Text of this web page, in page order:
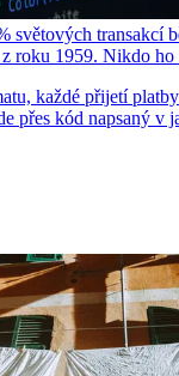
světových transakcí
roku 1959. Nikdo ho
každé přijetí
přes kód napsaný v